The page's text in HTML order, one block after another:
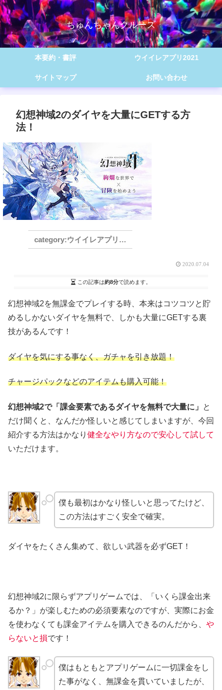
ちゅんちゃんクルーズ
本要約・書評 ウイイレアプリ2021
サイトマップ お問い合わせ
幻想神域2のダイヤを大量にGETする方
法！
ウイイレアプリ2021
2020.07.04
この記事は約8分で読めます。
幻想神域2を無課金でプレイする時、本来はコツコツと貯
めるしかないダイヤを無料で、しかも大量にGETする裏
技があるんです！
ダイヤを気にする事なく、ガチャを引き放題！
チャージパックなどのアイテムも購入可能！
幻想神域2で「課金要素であるダイヤを無料で大量に」
と
だけ聞くと、なんだか怪しいと感じてしまいますが、今回
紹介する方法はかなり 健全なやり方なので安心して試して
いただけます。
僕も最初はかなり怪しいと思ってたけど、
この方法はすごく安全で確実。
ダイヤをたくさん集めて、欲しい武器を必ずGET！
幻想神域2に限らずアプリゲームでは、「いくら課金出来
るか？」が楽しむための必須要素なのですが、実際にお金
を使わなくても課金アイテムを購入できるのんだから、 や
らないと損です！
僕はもともとアプリゲームに一切課金をし
た事がなく、無課金を貫いていましたが、